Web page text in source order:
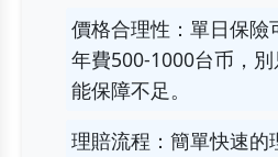
價格合理性：單日保險
年費500-1000台币，
能保障不足。
理賠流程：簡單快速的